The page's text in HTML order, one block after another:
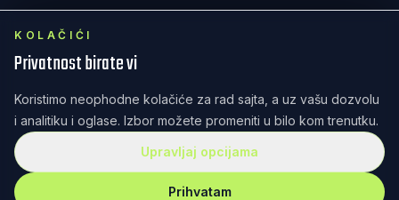
KOLAČIĆI
Privatnost birate vi
Koristimo neophodne kolačiće za rad sajta, a uz vašu dozvolu
i analitiku i oglase. Izbor možete promeniti u bilo kom trenutku.
Upravljaj opcijama
Prihvatam